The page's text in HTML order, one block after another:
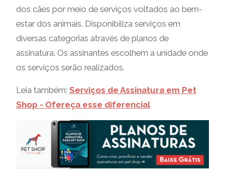
dos cães por meio de serviços voltados ao bem-
estar dos animais. Disponibiliza serviços em
diversas categorias através de planos de
assinatura. Os assinantes escolhem a unidade onde
os serviços serão realizados.
Leia também: Serviços de Assinatura em Pet
Shop - Ofereça esse diferencial